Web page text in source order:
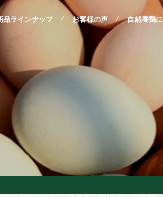
品ラインナップ お客様の声 自然養鶏